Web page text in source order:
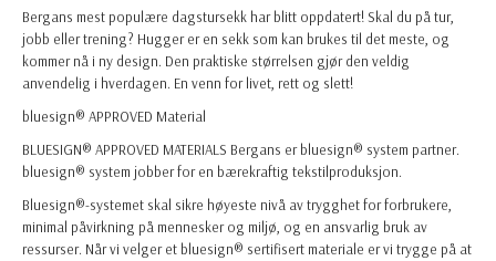
Bergans mest populære dagstursekk har blitt oppdatert! Skal du på tur,
jobb eller trening? Hugger er en sekk som kan brukes til det meste, og
kommer nå i ny design. Den praktiske størrelsen gjør den veldig
anvendelig i hverdagen. En venn for livet, rett og slett!
bluesign® APPROVED Material
BLUESIGN® APPROVED MATERIALS Bergans er bluesign® system partner.
bluesign® system jobber for en bærekraftig tekstilproduksjon.
Bluesign®-systemet skal sikre høyeste nivå av trygghet for forbrukere,
minimal påvirkning på mennesker og miljø, og en ansvarlig bruk av
ressurser. Når vi velger et bluesign® sertifisert materiale er vi trygge på at